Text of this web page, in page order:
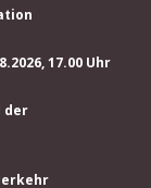
17.00 Uhr
der